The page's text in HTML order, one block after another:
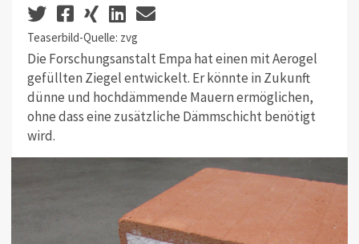
Teaserbild-Quelle: zvg
Die Forschungsanstalt Empa hat einen mit Aerogel
gefüllten Ziegel entwickelt. Er könnte in Zukunft
dünne und hochdämmende Mauern ermöglichen,
ohne dass eine zusätzliche Dämmschicht benötigt
wird.